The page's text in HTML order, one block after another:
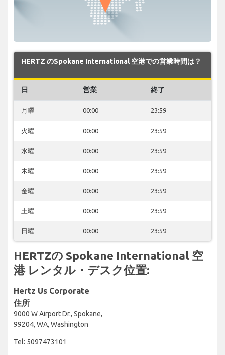
HERTZ のSpokane International 空港での営業時間は？
日 営業 終了
月曜 00:00 23:59
火曜 00:00 23:59
水曜 00:00 23:59
木曜 00:00 23:59
金曜 00:00 23:59
土曜 00:00 23:59
日曜 00:00 23:59
HERTZの Spokane International 空
港 レンタル・デスク位置:
Hertz Us Corporate
住所
9000 W Airport Dr., Spokane,
99204, WA, Washington
Tel: 5097473101